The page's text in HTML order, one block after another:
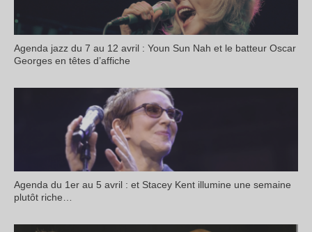
Agenda jazz du 7 au 12 avril : Youn Sun Nah et le batteur Oscar
Georges en têtes d’affiche
Agenda du 1er au 5 avril : et Stacey Kent illumine une semaine
plutôt riche…